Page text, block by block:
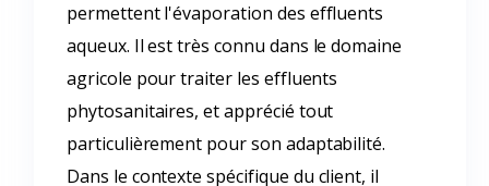
permettent l'évaporation des effluents
aqueux. Il est très connu dans le domaine
agricole pour traiter les effluents
phytosanitaires, et apprécié tout
particulièrement pour son adaptabilité.
Dans le contexte spécifique du client, il